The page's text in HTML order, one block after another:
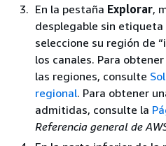
En la pestaña Explorar,
desplegable sin
seleccione su región de
los canales. Para
las regiones, consulte
regional. Para obtener
admitidas, consulte la
Referencia general de